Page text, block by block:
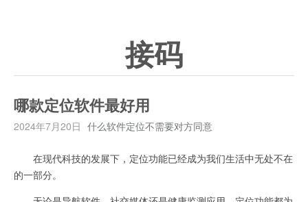
接码
哪款定位软件最好用
2024年7月20日 什么软件定位不需要对方同意
在现代科技的发展下，定位功能已经成为我们生活中无处不在
的一部分。